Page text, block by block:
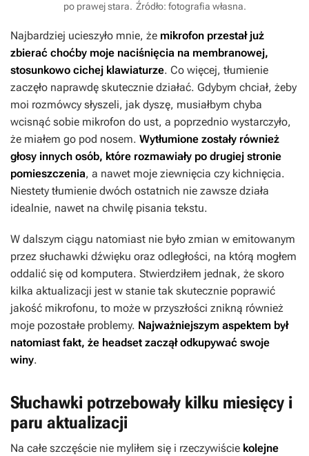
po prawej stara. Źródło: fotografia własna.
Najbardziej ucieszyło mnie, że mikrofon przestał już
zbierać choćby moje naciśnięcia na membranowej,
stosunkowo cichej klawiaturze. Co więcej, tłumienie
zaczęło naprawdę skutecznie działać. Gdybym chciał, żeby
moi rozmówcy słyszeli, jak dyszę, musiałbym chyba
wcisnąć sobie mikrofon do ust, a poprzednio wystarczyło,
że miałem go pod nosem. Wytłumione zostały również
głosy innych osób, które rozmawiały po drugiej stronie
pomieszczenia, a nawet moje ziewnięcia czy kichnięcia.
Niestety tłumienie dwóch ostatnich nie zawsze działa
idealnie, nawet na chwilę pisania tekstu.
W dalszym ciągu natomiast nie było zmian w emitowanym
przez słuchawki dźwięku oraz odległości, na którą mogłem
oddalić się od komputera. Stwierdziłem jednak, że skoro
kilka aktualizacji jest w stanie tak skutecznie poprawić
jakość mikrofonu, to może w przyszłości znikną również
moje pozostałe problemy. Najważniejszym aspektem był
natomiast fakt, że headset zaczął odkupywać swoje
winy.
Słuchawki potrzebowały kilku miesięcy i
paru aktualizacji
Na całe szczęście nie myliłem się i rzeczywiście kolejne